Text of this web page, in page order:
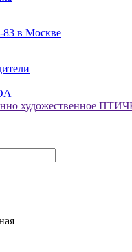
83 в Москве
художественное